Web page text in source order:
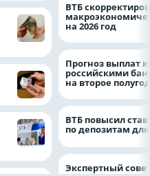
ВТБ
на 2026 год
Прогноз выплат
российскими
на второе
ВТБ повысил
по депозитам
Экспертный